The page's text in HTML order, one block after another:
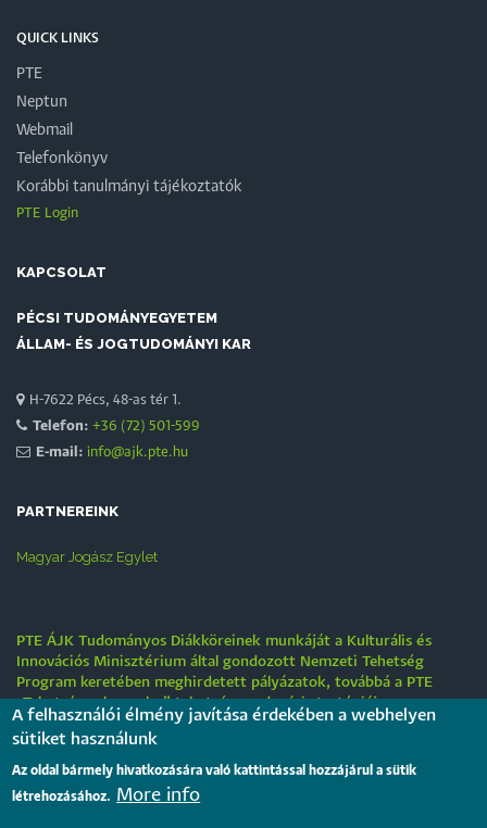
QUICK LINKS
PTE
Neptun
Webmail
Telefonkönyv
Korábbi tanulmányi tájékoztatók
PTE Login
KAPCSOLAT
PÉCSI TUDOMÁNYEGYETEM
ÁLLAM- ÉS JOGTUDOMÁNYI KAR
H-7622 Pécs, 48-as tér 1.
Telefon: +36 (72) 501-599
E-mail: info@ajk.pte.hu
PARTNEREINK
Magyar Jogász Egylet
PTE ÁJK Tudományos Diákköreinek munkáját a Kulturális és
Innovációs Minisztérium által gondozott Nemzeti Tehetség
Program keretében meghirdetett pályázatok, továbbá a PTE
„Tehetségre hangolva” tehetséggondozási stratégiája
támogatják.
Tájékoztatás nyári működési rendről
2026. július 31.
A felhasználói élmény javítása érdekében a webhelyen
sütiket használunk
Az oldal bármely hivatkozására való kattintással hozzájárul a sütik
létrehozásához. More info